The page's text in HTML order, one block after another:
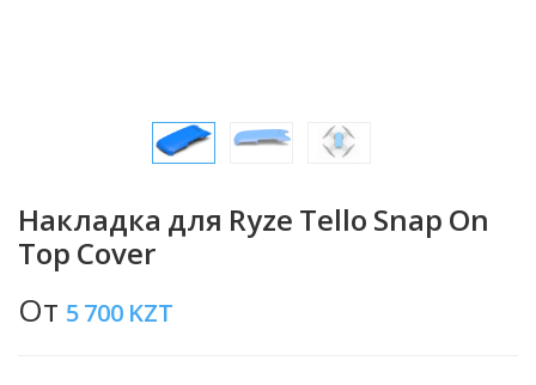
Накладка для Ryze Tello Snap On
Top Cover
От 5 700 KZT